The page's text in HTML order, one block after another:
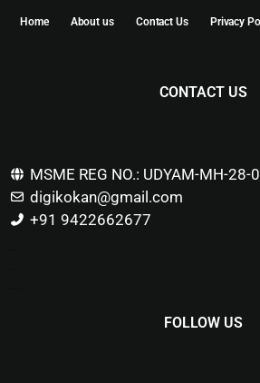
Home About us Contact Us Privacy
CONTACT US
MSME REG NO.: UDYAM-MH-
digikokan@gmail.com
+91 9422662677
FOLLOW US